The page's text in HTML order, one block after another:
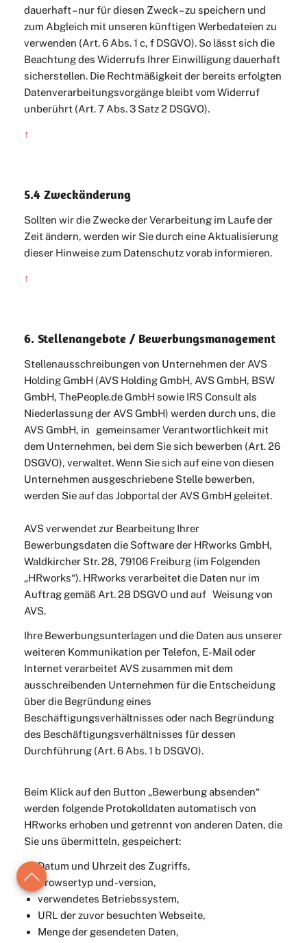
dauerhaft – nur für diesen Zweck – zu speichern und
zum Abgleich mit unseren künftigen Werbedateien zu
verwenden (Art. 6 Abs. 1 c, f DSGVO). So lässt sich die
Beachtung des Widerrufs Ihrer Einwilligung dauerhaft
sicherstellen. Die Rechtmäßigkeit der bereits erfolgten
Datenverarbeitungsvorgänge bleibt vom Widerruf
unberührt (Art. 7 Abs. 3 Satz 2 DSGVO).
↑
5.4 Zweckänderung
Sollten wir die Zwecke der Verarbeitung im Laufe der
Zeit ändern, werden wir Sie durch eine Aktualisierung
dieser Hinweise zum Datenschutz vorab informieren.
↑
6. Stellenangebote / Bewerbungsmanagement
Stellenausschreibungen von Unternehmen der AVS
Holding GmbH (AVS Holding GmbH, AVS GmbH, BSW
GmbH, ThePeople.de GmbH sowie IRS Consult als
Niederlassung der AVS GmbH) werden durch uns, die
AVS GmbH, in gemeinsamer Verantwortlichkeit mit
dem Unternehmen, bei dem Sie sich bewerben (Art. 26
DSGVO), verwaltet. Wenn Sie sich auf eine von diesen
Unternehmen ausgeschriebene Stelle bewerben,
werden Sie auf das Jobportal der AVS GmbH geleitet.
AVS verwendet zur Bearbeitung Ihrer
Bewerbungsdaten die Software der HRworks GmbH,
Waldkircher Str. 28, 79106 Freiburg (im Folgenden
„HRworks“). HRworks verarbeitet die Daten nur im
Auftrag gemäß Art. 28 DSGVO und auf Weisung von
AVS.
Ihre Bewerbungsunterlagen und die Daten aus unserer
weiteren Kommunikation per Telefon, E-Mail oder
Internet verarbeitet AVS zusammen mit dem
ausschreibenden Unternehmen für die Entscheidung
über die Begründung eines
Beschäftigungsverhältnisses oder nach Begründung
des Beschäftigungsverhältnisses für dessen
Durchführung (Art. 6 Abs. 1 b DSGVO).
Beim Klick auf den Button „Bewerbung absenden“
werden folgende Protokolldaten automatisch von
HRworks erhoben und getrennt von anderen Daten, die
Sie uns übermitteln, gespeichert:
Datum und Uhrzeit des Zugriffs,
Browsertyp und -version,
verwendetes Betriebssystem,
URL der zuvor besuchten Webseite,
Menge der gesendeten Daten,